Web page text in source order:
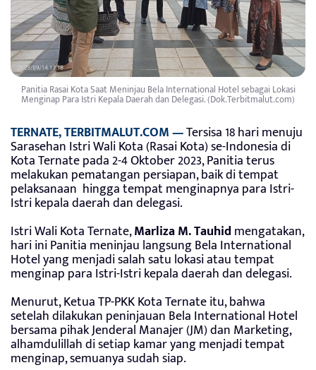
Panitia Rasai Kota Saat Meninjau Bela International Hotel sebagai Lokasi
Menginap Para Istri Kepala Daerah dan Delegasi. (Dok.Terbitmalut.com)
TERNATE, TERBITMALUT.COM —Tersisa 18 hari menuju
Sarasehan Istri Wali Kota (Rasai Kota) se-Indonesia di
Kota Ternate pada 2-4 Oktober 2023, Panitia terus
melakukan pematangan persiapan, baik di tempat
pelaksanaan hingga tempat menginapnya para Istri-
Istri kepala daerah dan delegasi.
Istri Wali Kota Ternate,Marliza M. Tauhid mengatakan,
hari ini Panitia meninjau langsung Bela International
Hotel yang menjadi salah satu lokasi atau tempat
menginap para Istri-Istri kepala daerah dan delegasi.
Menurut, Ketua TP-PKK Kota Ternate itu, bahwa
setelah dilakukan peninjauan Bela International Hotel
bersama pihak Jenderal Manajer (JM) dan Marketing,
alhamdulillah di setiap kamar yang menjadi tempat
menginap, semuanya sudah siap.